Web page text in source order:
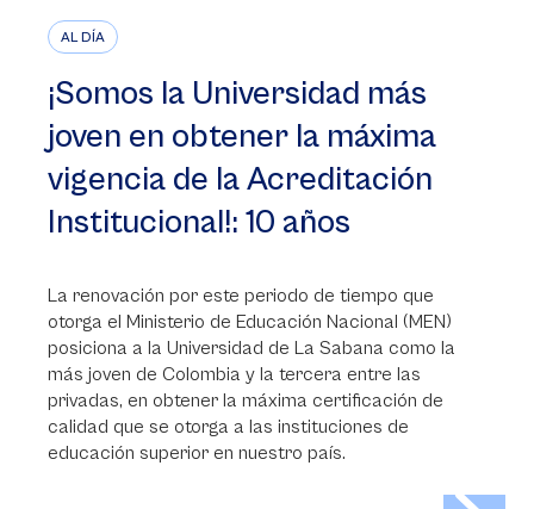
AL DÍA
¡Somos la Universidad más
joven en obtener la máxima
vigencia de la Acreditación
Institucional!: 10 años
La renovación por este periodo de tiempo que
otorga el Ministerio de Educación Nacional (MEN)
posiciona a la Universidad de La Sabana como la
más joven de Colombia y la tercera entre las
privadas, en obtener la máxima certificación de
calidad que se otorga a las instituciones de
educación superior en nuestro país.